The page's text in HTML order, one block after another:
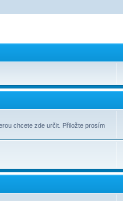
chcete zde určit. Přiložte prosím